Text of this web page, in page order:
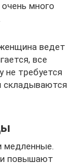
много
ведет
все
не требуется
складываются
медленные.
и повышают